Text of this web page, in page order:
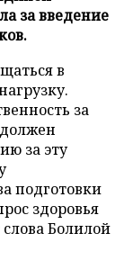
за введение
в
за
за эту
подготовки
здоровья
Болилой